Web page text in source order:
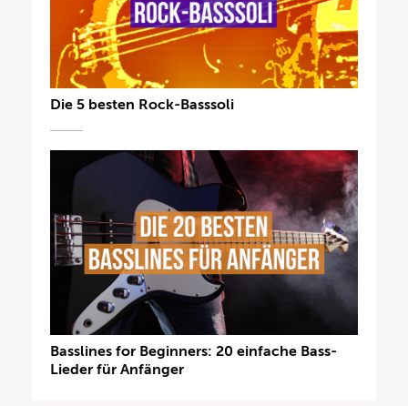
Die 5 besten Rock-Basssoli
Basslines for Beginners: 20 einfache Bass-
Lieder für Anfänger